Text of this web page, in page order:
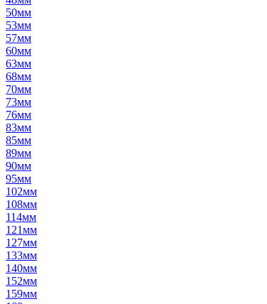
50мм
53мм
57мм
60мм
63мм
68мм
70мм
73мм
76мм
83мм
85мм
89мм
90мм
95мм
102мм
108мм
114мм
121мм
127мм
133мм
140мм
152мм
159мм